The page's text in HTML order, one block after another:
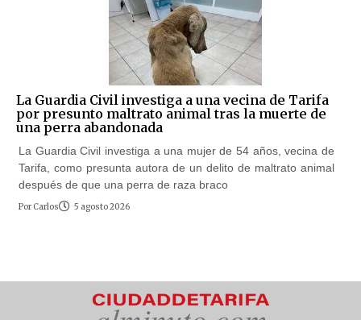
La Guardia Civil investiga a una vecina de Tarifa
por presunto maltrato animal tras la muerte de
una perra abandonada
La Guardia Civil investiga a una mujer de 54 años, vecina de
Tarifa, como presunta autora de un delito de maltrato animal
después de que una perra de raza braco
Por Carlos 5 agosto 2026